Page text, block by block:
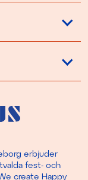
erbjuder
fest- och
create Happy